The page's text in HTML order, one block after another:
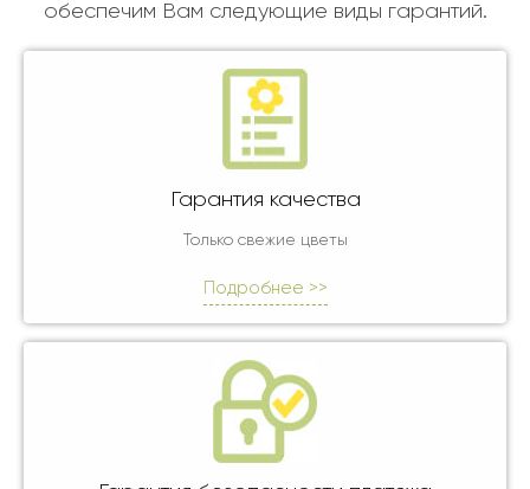
обеспечим Вам следующие виды гарантий.
Гарантия качества
Только свежие цветы
Подробнее >>